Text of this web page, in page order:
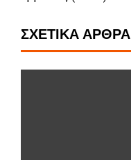
ΣΧΕΤΙΚΆ ΆΡΘΡΑ